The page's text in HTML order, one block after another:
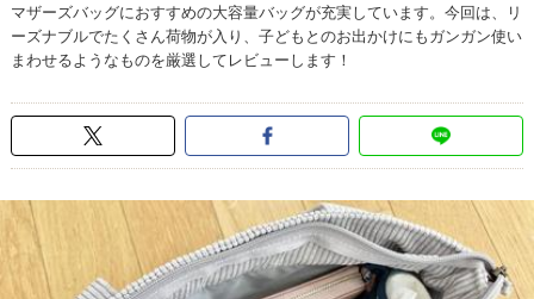
マザーズバッグにおすすめの大容量バッグが充実しています。今回は、リ
ーズナブルでたくさん荷物が入り、子どもとのお出かけにもガンガン使い
まわせるようなものを厳選してレビューします！